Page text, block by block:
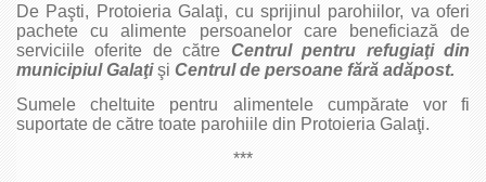
De Paşti, Protoieria Galaţi, cu sprijinul parohiilor, va oferi
pachete cu alimente persoanelor care beneficiază de
serviciile oferite de către Centrul pentru refugiaţi din
municipiul Galaţişi Centrul de persoane fără adăpost.
Sumele cheltuite pentru alimentele cumpărate vor fi
suportate de către toate parohiile din Protoieria Galaţi.
***